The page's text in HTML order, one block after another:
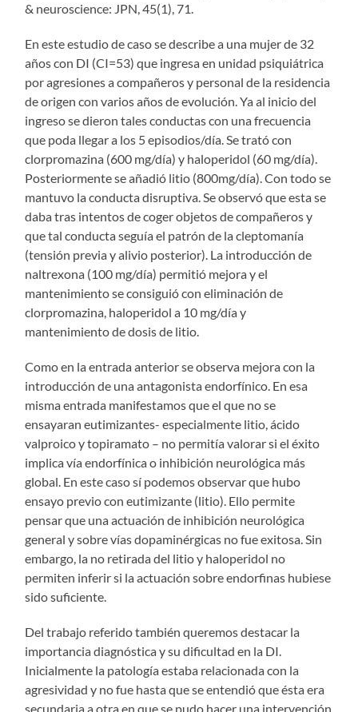
& neuroscience: JPN, 45(1), 71.
En este estudio de caso se describe a una mujer de 32
años con DI (CI=53) que ingresa en unidad psiquiátrica
por agresiones a compañeros y personal de la residencia
de origen con varios años de evolución. Ya al inicio del
ingreso se dieron tales conductas con una frecuencia
que poda llegar a los 5 episodios/día. Se trató con
clorpromazina (600 mg/día) y haloperidol (60 mg/día).
Posteriormente se añadió litio (800mg/día). Con todo se
mantuvo la conducta disruptiva. Se observó que esta se
daba tras intentos de coger objetos de compañeros y
que tal conducta seguía el patrón de la cleptomanía
(tensión previa y alivio posterior). La introducción de
naltrexona (100 mg/día) permitió mejora y el
mantenimiento se consiguió con eliminación de
clorpromazina, haloperidol a 10 mg/día y
mantenimiento de dosis de litio.
Como en la entrada anterior se observa mejora con la
introducción de una antagonista endorfínico. En esa
misma entrada manifestamos que el que no se
ensayaran eutimizantes- especialmente litio, ácido
valproico y topiramato – no permitía valorar si el éxito
implica vía endorfínica o inhibición neurológica más
global. En este caso sí podemos observar que hubo
ensayo previo con eutimizante (litio). Ello permite
pensar que una actuación de inhibición neurológica
general y sobre vías dopaminérgicas no fue exitosa. Sin
embargo, la no retirada del litio y haloperidol no
permiten inferir si la actuación sobre endorfinas hubiese
sido suficiente.
Del trabajo referido también queremos destacar la
importancia diagnóstica y su dificultad en la DI.
Inicialmente la patología estaba relacionada con la
agresividad y no fue hasta que se entendió que ésta era
secundaria a otra en que se pudo hacer una intervención